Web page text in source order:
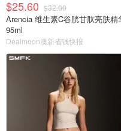
$25.60 $32.00
Arencia 维生素C谷胱甘肽亮肤精
95ml
Dealmoon澳新省钱快报